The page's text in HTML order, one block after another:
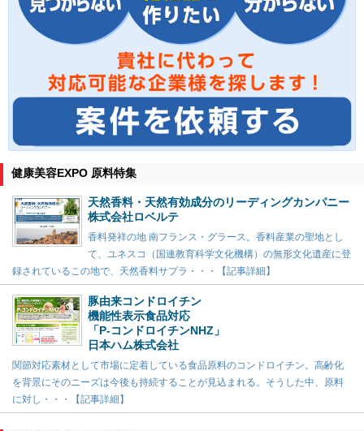
健康美容EXPO 原料特集
天然香料・天然有効成分のリーディングカンパニー
株式会社ロベルテ
香料発祥の地 南フランス・グラース。香料産業の聖地とし
て、ユネスコ（国連教育科学文化機構）の無形文化遺産に登
録されているこの地で、天然香料サプラ・・・【記事詳細】
豚由来コンドロイチン
機能性表示食品対応
「P-コンドロイチンNHZ」
日本ハム株式会社
関節対応素材として市場に定着している食品原料のコンドロイチン。高齢化
を背景にそのニーズは今後も持続することが見込まれる。そうした中、原料
に対し・・・【記事詳細】